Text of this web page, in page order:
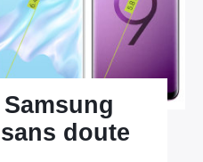
doute